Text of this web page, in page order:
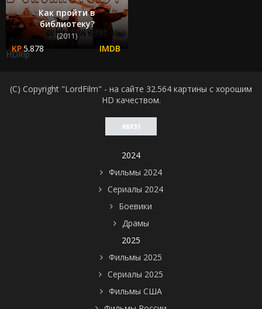
Как пройти в
библиотеку?
(2011)
5.878
HDRip
(C) Copyright "LordFilm" - на сайте 32.564 картины с хорошим
HD качеством.
2024
Фильмы 2024
Сериалы 2024
Боевики
Драмы
2025
Фильмы 2025
Сериалы 2025
Фильмы США